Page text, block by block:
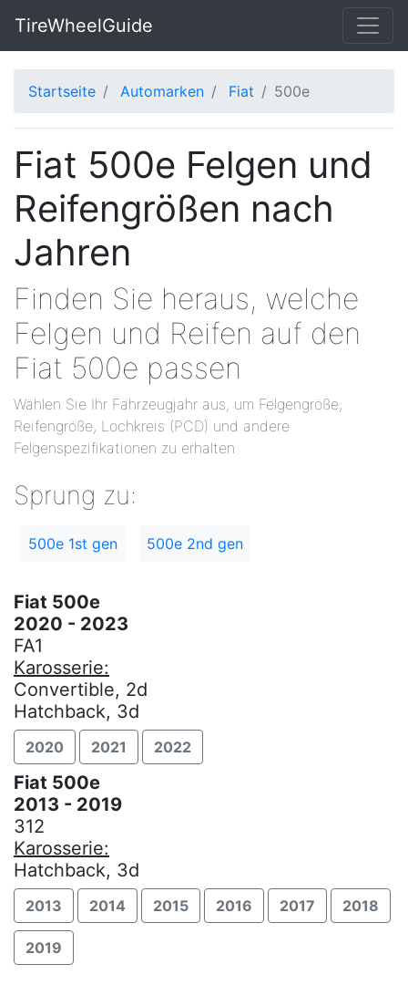
TireWheelGuide
Startseite Automarken Fiat 500e
Fiat 500e Felgen und
Reifengrößen nach
Jahren
Finden Sie heraus, welche
Felgen und Reifen auf den
Fiat 500e passen
Wählen Sie Ihr Fahrzeugjahr aus, um Felgengröße,
Reifengröße, Lochkreis (PCD) und andere
Felgenspezifikationen zu erhalten
Sprung zu:
500e 1st gen 500e 2nd gen
Fiat 500e
2020 - 2023
FA1
Karosserie:
Convertible, 2d
Hatchback, 3d
2020 2021 2022
Fiat 500e
2013 - 2019
312
Karosserie:
Hatchback, 3d
2013 2014 2015 2016 2017 2018
2019